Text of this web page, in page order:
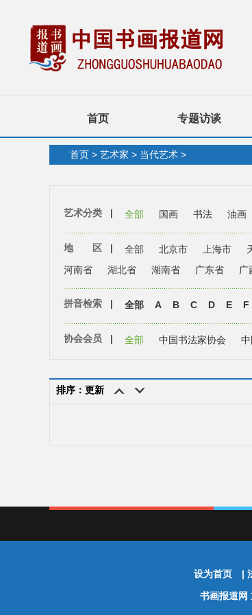
首页 专题访谈
首页 > 艺术家 > 当代艺术 >
艺术分类 | 全部 国画 书法 油画
地 区 | 全部 北京市 上海市
河南省
湖北省 湖南省 广东省 广
拼音检索 | 全部 A B C D E F
协会会员 | 全部 中国书法家协会
排序：更新
设为首页 |
书画报道网